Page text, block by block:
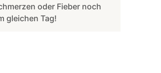
oder Fieber noch
gleichen Tag!